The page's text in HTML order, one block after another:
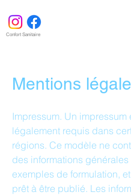
Confort Sanitaire
Mentions
Impressum. Un impressum
légalement requis dans
régions. Ce modèle ne
des informations générales
exemples de formulation,
prêt à être publié. Les